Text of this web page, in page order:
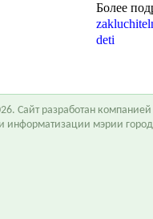
Более
deti
Сайт разработан компанией
информатизации мэрии